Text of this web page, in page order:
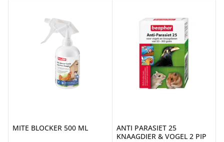
MITE BLOCKER 500 ML
ANTI PARASIET 25
KNAAGDIER & VOGEL 2 PIP